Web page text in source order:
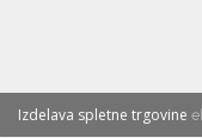
Izdelava spletne trgovine